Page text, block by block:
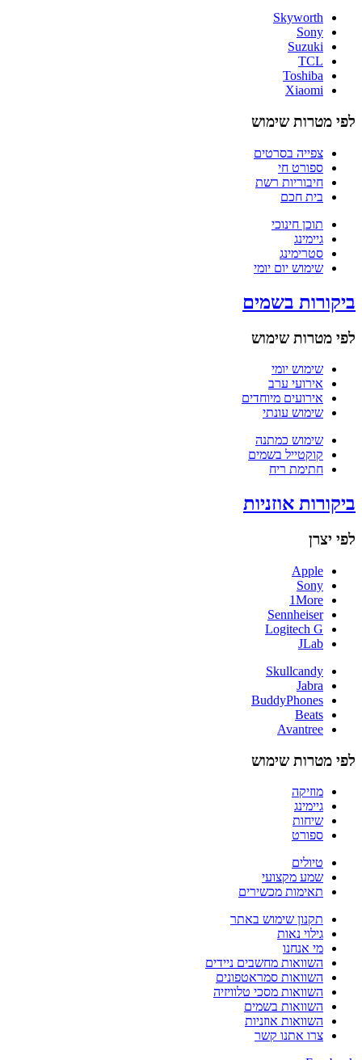
Skyworth
Sony
Suzuki
TCL
Toshiba
Xiaomi
לפי מטרות שימוש
צפייה בסרטים
ספורט חי
חיבוריות רשת
בית חכם
תוכן חינוכי
גיימינג
סטרימינג
שימוש יום יומי
ביקורות בשמים
לפי מטרות שימוש
שימוש יומי
אירועי ערב
אירועים מיוחדים
שימוש עונתי
שימוש כמתנה
קוקטייל בשמים
חתימת ריח
ביקורות אוזניות
לפי יצרן
Apple
Sony
1More
Sennheiser
Logitech G
JLab
Skullcandy
Jabra
BuddyPhones
Beats
Avantree
לפי מטרות שימוש
מוזיקה
גיימינג
שיחות
ספורט
טיולים
שמע מקצועי
תאימות מכשירים
תקנון שימוש באתר
גילוי נאות
מי אנחנו
השוואות מחשבים ניידים
השוואות סמראטפונים
השוואות מסכי טלוויזיה
השוואות בשמים
השוואות אוזניות
צרו אתנו קשר